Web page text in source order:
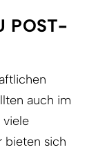
POST-
auch im
bieten sich